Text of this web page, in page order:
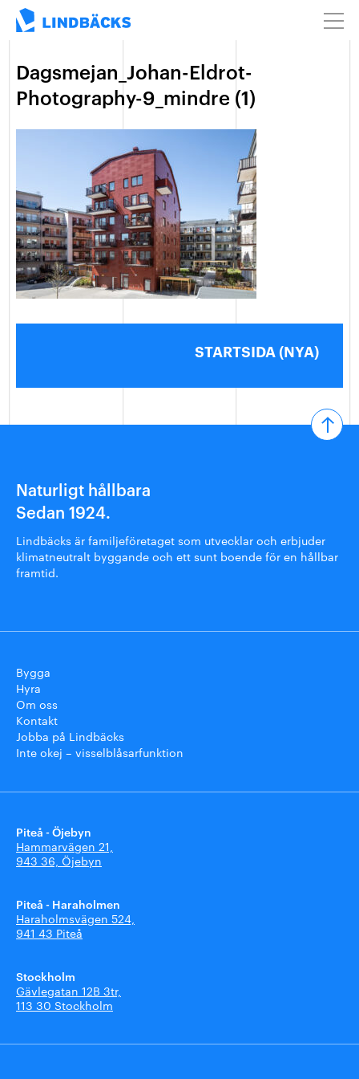
STARTSIDA (NYA)
Dagsmejan_Johan-Eldrot-
Photography-9_mindre (1)
Naturligt hållbara
Sedan 1924.
Lindbäcks är familjeföretaget som utvecklar och erbjuder
klimatneutralt byggande och ett sunt boende för en hållbar
framtid.
Bygga
Hyra
Om oss
Kontakt
Jobba på Lindbäcks
Inte okej – visselblåsarfunktion
Piteå - Öjebyn
Hammarvägen 21,
943 36, Öjebyn
Piteå - Haraholmen
Haraholmsvägen 524,
941 43 Piteå
Stockholm
Gävlegatan 12B 3tr,
113 30 Stockholm